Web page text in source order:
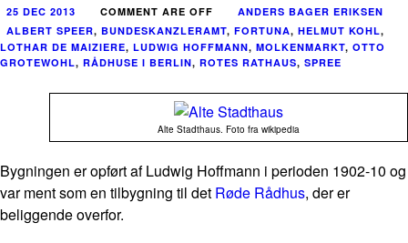
25 DEC 2013 COMMENT ARE OFF
ANDERS BAGER ERIKSEN
ALBERT SPEER, BUNDESKANZLERAMT, FORTUNA, HELMUT KOHL,
LOTHAR DE MAIZIERE, LUDWIG HOFFMANN, MOLKENMARKT, OTTO
GROTEWOHL, RÅDHUSE I BERLIN, ROTES RATHAUS, SPREE
Alte Stadthaus. Foto fra wikipedia
Bygningen er opført af Ludwig Hoffmann i perioden 1902-10 og
var ment som en tilbygning til det Røde Rådhus, der er
beliggende overfor.